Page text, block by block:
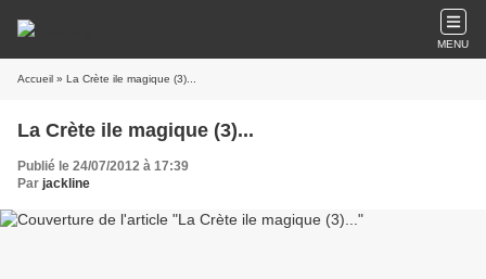
MENU
Accueil » La Crète ile magique (3)...
La Crète ile magique (3)...
Publié le 24/07/2012 à 17:39
Par jackline